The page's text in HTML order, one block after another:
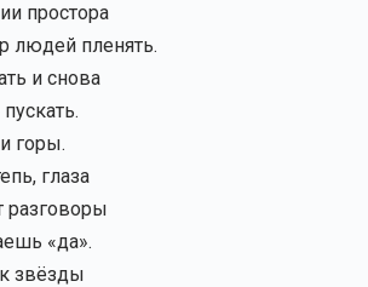
простора
людей пленять.
и снова
горы.
глаза
разговоры
«да».
звёзды